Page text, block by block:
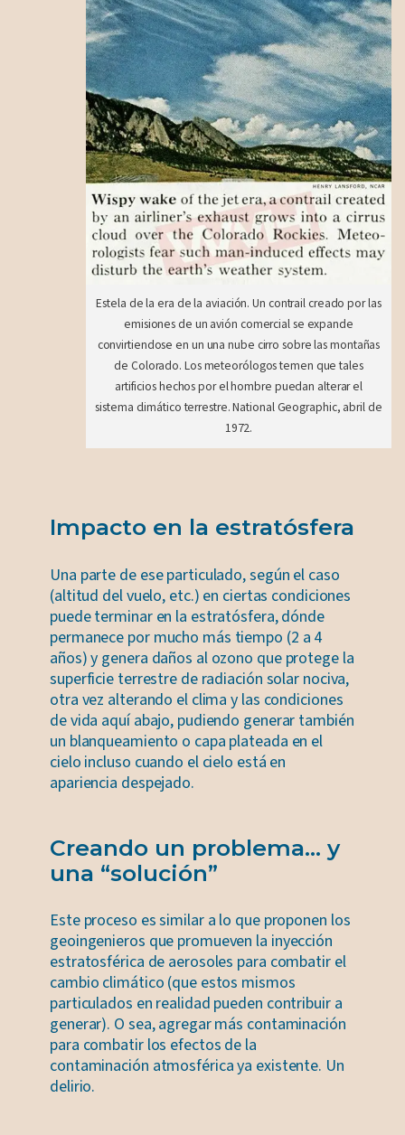
Estela de la era de la aviación. Un contrail creado por las
emisiones de un avión comercial se expande
convirtiendose en un una nube cirro sobre las montañas
de Colorado. Los meteorólogos temen que tales
artificios hechos por el hombre puedan alterar el
sistema climático terrestre. National Geographic, abril de
1972.
Impacto en la estratósfera
Una parte de ese particulado, según el caso
(altitud del vuelo, etc.) en ciertas condiciones
puede terminar en la estratósfera, dónde
permanece por mucho más tiempo (2 a 4
años) y genera daños al ozono que protege la
superficie terrestre de radiación solar nociva,
otra vez alterando el clima y las condiciones
de vida aquí abajo, pudiendo generar también
un blanqueamiento o capa plateada en el
cielo incluso cuando el cielo está en
apariencia despejado.
Creando un problema… y
una “solución”
Este proceso es similar a lo que proponen los
geoingenieros que promueven la inyección
estratosférica de aerosoles para combatir el
cambio climático (que estos mismos
particulados en realidad pueden contribuir a
generar). O sea, agregar más contaminación
para combatir los efectos de la
contaminación atmosférica ya existente. Un
delirio.